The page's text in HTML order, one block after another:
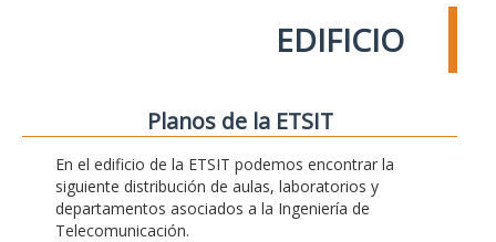
EDIFICIO
Planos de la ETSIT
En el edificio de la ETSIT podemos encontrar la
siguiente distribución de aulas, laboratorios y
departamentos asociados a la Ingeniería de
Telecomunicación.